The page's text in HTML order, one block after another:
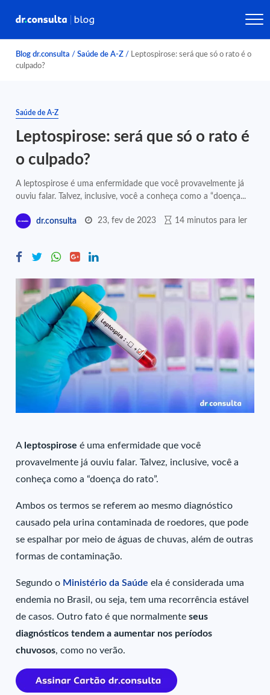
Blog dr.consulta / Saúde de A-Z /
Leptospirose: será que só o rato é o
culpado?
Saúde de A-Z
Leptospirose: será que só o rato é
o culpado?
A leptospirose é uma enfermidade que você provavelmente já
ouviu falar. Talvez, inclusive, você a conheça como a “doença...
dr.consulta 23, fev de 2023 14 minutos para ler
A leptospiroseé uma enfermidade que você
provavelmente já ouviu falar. Talvez, inclusive, você a
conheça como a “doença do rato”.
Ambos os termos se referem ao mesmo diagnóstico
causado pela urina contaminada de roedores, que pode
se espalhar por meio de águas de chuvas, além de outras
formas de contaminação.
Segundo o Ministério da Saúde ela é considerada uma
endemia no Brasil, ou seja, tem uma recorrência estável
de casos. Outro fato é que normalmenteseus
diagnósticos tendem a aumentar nos períodos
chuvosos, como no verão.